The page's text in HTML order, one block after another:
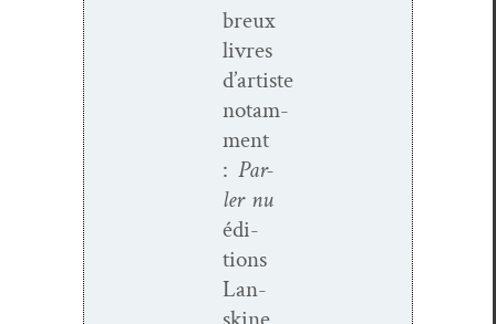
breux
livres
d’artiste
notam­
ment
: Par­
ler nu
édi­
tions
Lan­